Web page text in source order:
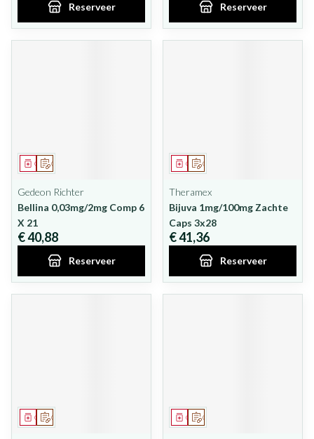
Reserveer Reserveer
Op voorschrift
Geneesmiddel
Gedeon Richter
Bellina 0,03mg/2mg Comp 6
X 21
€ 40,88
Reserveer
Op voorschrift
Geneesmiddel
Theramex
Bijuva 1mg/100mg Zachte
Caps 3x28
€ 41,36
Reserveer
Op voorschrift
Geneesmiddel Op voorschrift
Geneesmiddel